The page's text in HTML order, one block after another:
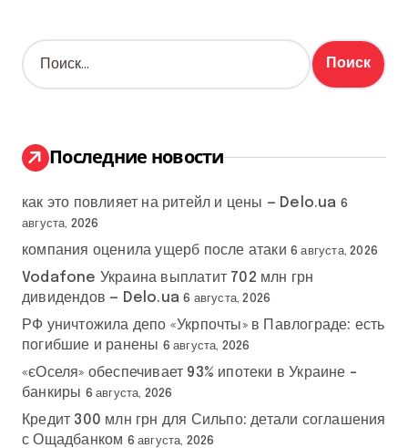
Н
а
:
Последние новости
как это повлияет на ритейл и цены — Delo.ua 6
августа, 2026
компания оценила ущерб после атаки 6 августа, 2026
Vodafone Украина выплатит 702 млн грн
дивидендов — Delo.ua 6 августа, 2026
РФ уничтожила депо «Укрпочты» в Павлограде: есть
погибшие и ранены 6 августа, 2026
«єОселя» обеспечивает 93% ипотеки в Украине –
банкиры 6 августа, 2026
Кредит 300 млн грн для Сильпо: детали соглашения
с Ощадбанком 6 августа, 2026